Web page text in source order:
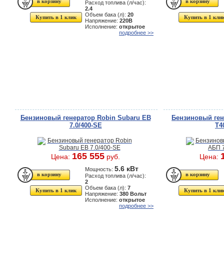
Купить в 1 клик
Расход топлива (л/час):
2.4
Объем бака (л): 20
Напряжение: 220В
Исполнение: открытое
подробнее >>
Купить в 1
Бензиновый генератор Robin Subaru EB
7.0/400-SE
Цена: 165 555 руб.
Купить в 1 клик
Мощность: 5.6 кВт
Расход топлива (л/час):
2
Объем бака (л): 7
Напряжение: 380 Вольт
Исполнение: открытое
подробнее >>
Бензиновый
Цена:
Купить в 1